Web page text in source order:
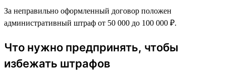
За неправильно оформленный договор положен
административный штраф от 50 000 до 100 000 ₽.
Что нужно предпринять, чтобы
избежать штрафов